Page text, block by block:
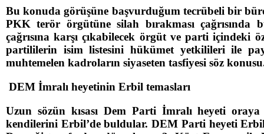
Bu konuda görüşüne başvurduğum tecrübeli bir
PKK terör örgütüne silah bırakması
çağrısına karşı çıkabilecek örgüt ve parti içindeki
partililerin isim listesini hükümet yetkilileri ile
muhtemelen kadroların siyaseten tasfiyesi söz
DEM İmralı heyetinin Erbil temasları
Uzun sözün kısası Dem Parti İmralı heyeti
kendilerini Erbil’de buldular. DEM Parti heyeti